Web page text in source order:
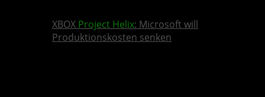
XBOX Project Helix: Microsoft will
Produktionskosten senken